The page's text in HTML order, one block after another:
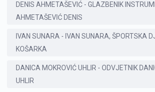
DENIS AHMETAŠEVIĆ - GLAZBENIK
AHMETAŠEVIĆ DENIS
IVAN SUNARA - IVAN SUNARA, ŠPORTSKA
KOŠARKA
DANICA MOKROVIĆ UHLIR - ODVJETNIK
UHLIR